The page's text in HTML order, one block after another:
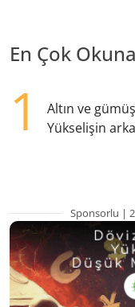
En Çok
1
Altın ve
Yükselişin
Sponsorlu |